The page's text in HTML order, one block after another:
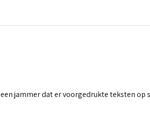
jammer dat er voorgedrukte teksten op